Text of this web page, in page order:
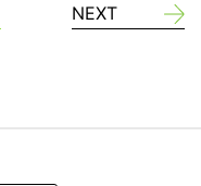
NEXT